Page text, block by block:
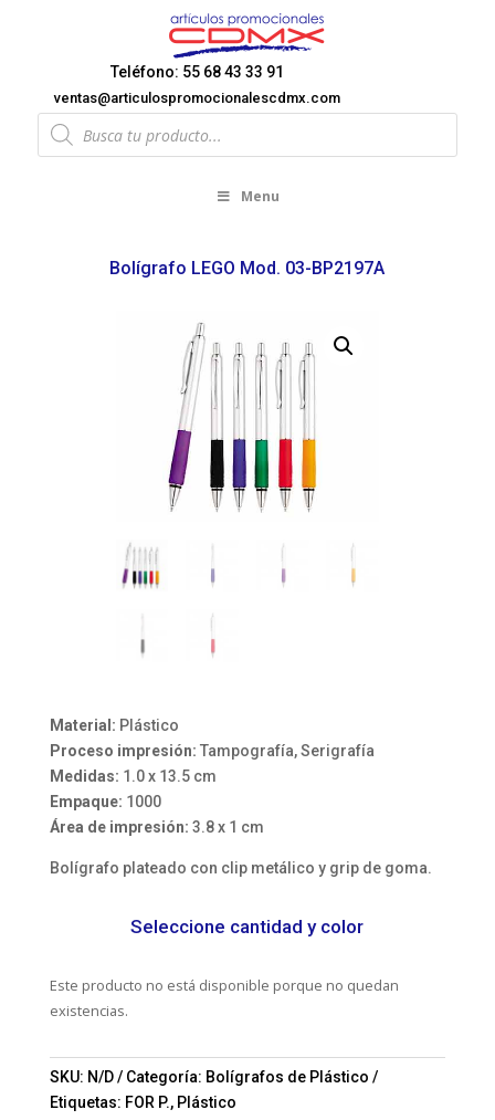
Teléfono: 55 68 43 33 91
ventas@articulospromocionalescdmx.com
Products
search
Menu
Bolígrafo LEGO Mod. 03-BP2197A
Material: Plástico
Proceso impresión: Tampografía, Serigrafía
Medidas: 1.0 x 13.5 cm
Empaque: 1000
Área de impresión: 3.8 x 1 cm
Bolígrafo plateado con clip metálico y grip de goma.
Seleccione cantidad y color
Este producto no está disponible porque no quedan
existencias.
SKU: N/D Categoría: Bolígrafos de Plástico
Etiquetas: FOR P., Plástico